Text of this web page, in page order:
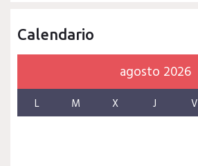
Calendario
agosto 2026
L M X J V